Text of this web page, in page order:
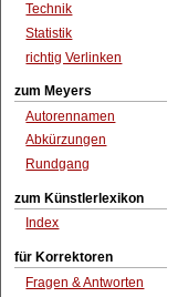
Technik
Statistik
richtig Verlinken
zum Meyers
Autorennamen
Abkürzungen
Rundgang
zum Künstlerlexikon
Index
für Korrektoren
Fragen & Antworten